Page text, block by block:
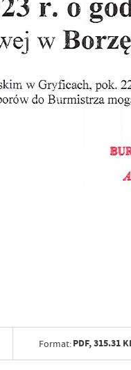
Format:PDF,315.31